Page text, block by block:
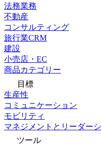
法務業務
不動産
コンサルティング
旅行業CRM
建設
小売店・EC
商品カテゴリー
目標
生産性
コミュニケーション
モビリティ
マネジメントとリーダー
ツール